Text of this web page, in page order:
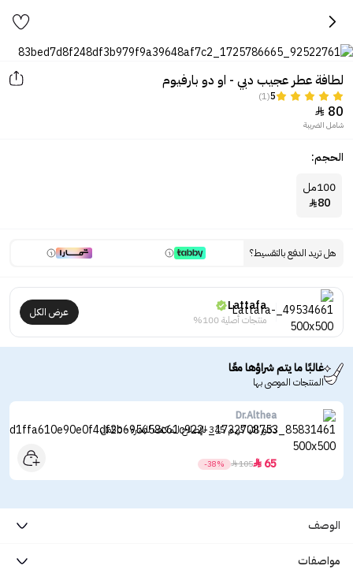
لطافة عطر عجيب دبي - او دو بارفيوم
5
(1)
80

شامل الضريبة
الحجم:
100مل
80

هل تريد الدفع بالتقسيط؟
Lattafa
منتجات أصلية 100%
عرض الكل
غالبًا ما يتم شراؤها معًا
المنتجات الموصى بها
Dr.Althea
دكتور الثيا كريم 345 للإصلاح المكثف للبشرة - 50مل
65

105

-38%
الوصف
مواصفات